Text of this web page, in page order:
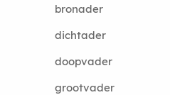
bronader
dichtader
doopvader
grootvader